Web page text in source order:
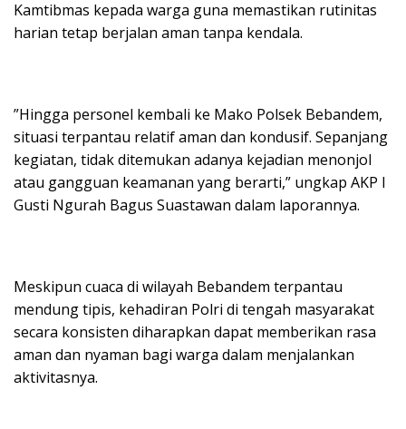
Kamtibmas kepada warga guna memastikan rutinitas
harian tetap berjalan aman tanpa kendala.
​”Hingga personel kembali ke Mako Polsek Bebandem,
situasi terpantau relatif aman dan kondusif. Sepanjang
kegiatan, tidak ditemukan adanya kejadian menonjol
atau gangguan keamanan yang berarti,” ungkap AKP I
Gusti Ngurah Bagus Suastawan dalam laporannya.
​Meskipun cuaca di wilayah Bebandem terpantau
mendung tipis, kehadiran Polri di tengah masyarakat
secara konsisten diharapkan dapat memberikan rasa
aman dan nyaman bagi warga dalam menjalankan
aktivitasnya.